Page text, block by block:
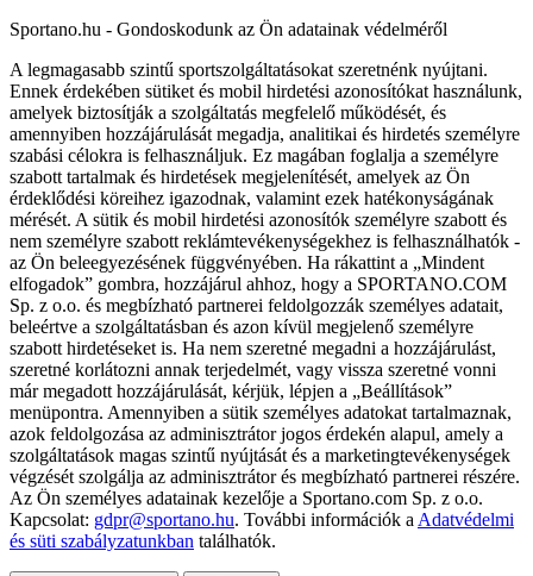
Sportano.hu - Gondoskodunk az Ön adatainak védelméről
A legmagasabb szintű sportszolgáltatásokat szeretnénk nyújtani.
Ennek érdekében sütiket és mobil hirdetési azonosítókat használunk,
amelyek biztosítják a szolgáltatás megfelelő működését, és
amennyiben hozzájárulását megadja, analitikai és hirdetés személyre
szabási célokra is felhasználjuk. Ez magában foglalja a személyre
szabott tartalmak és hirdetések megjelenítését, amelyek az Ön
érdeklődési köreihez igazodnak, valamint ezek hatékonyságának
mérését. A sütik és mobil hirdetési azonosítók személyre szabott és
nem személyre szabott reklámtevékenységekhez is felhasználhatók -
az Ön beleegyezésének függvényében. Ha rákattint a „Mindent
elfogadok” gombra, hozzájárul ahhoz, hogy a SPORTANO.COM
Sp. z o.o. és megbízható partnerei feldolgozzák személyes adatait,
beleértve a szolgáltatásban és azon kívül megjelenő személyre
szabott hirdetéseket is. Ha nem szeretné megadni a hozzájárulást,
szeretné korlátozni annak terjedelmét, vagy vissza szeretné vonni
már megadott hozzájárulását, kérjük, lépjen a „Beállítások”
menüpontra. Amennyiben a sütik személyes adatokat tartalmaznak,
azok feldolgozása az adminisztrátor jogos érdekén alapul, amely a
szolgáltatások magas szintű nyújtását és a marketingtevékenységek
végzését szolgálja az adminisztrátor és megbízható partnerei részére.
Az Ön személyes adatainak kezelője a Sportano.com Sp. z o.o.
Kapcsolat: gdpr@sportano.hu. További információk a Adatvédelmi
és süti szabályzatunkban találhatók.